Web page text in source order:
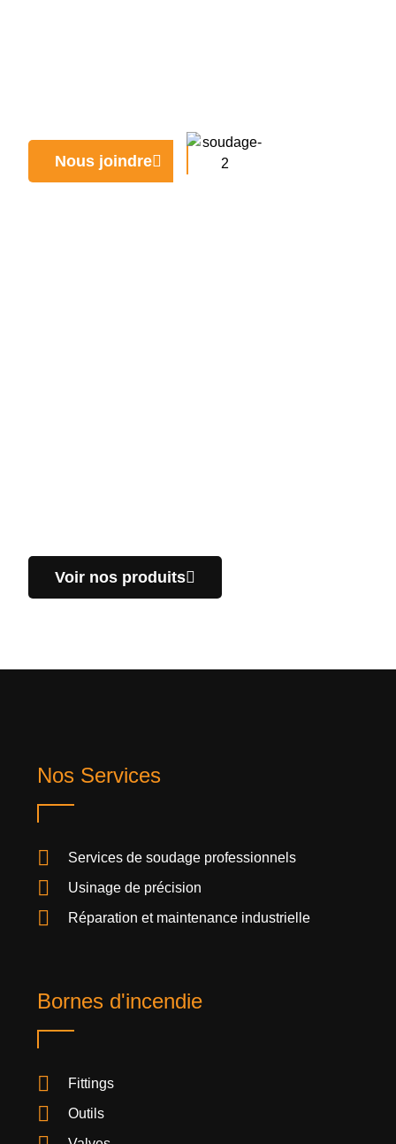
Nous joindre
Voir nos produits
Nos Services
Services de soudage professionnels
Usinage de précision
Réparation et maintenance industrielle
Bornes d'incendie
Fittings
Outils